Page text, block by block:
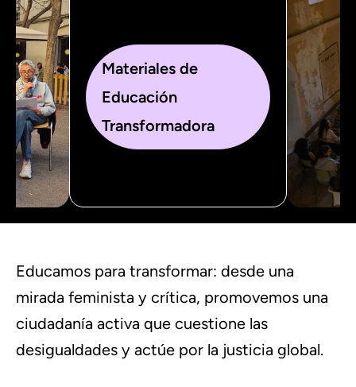
Materiales de
Educación
Transformadora
Educamos para transformar: desde una
mirada feminista y crítica, promovemos una
ciudadanía activa que cuestione las
desigualdades y actúe por la justicia global.